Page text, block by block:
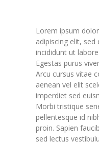
Lorem ipsum
adipiscing elit,
incididunt ut
Egestas purus
Arcu cursus vitae
aenean vel elit
imperdiet sed
Morbi tristique
pellentesque id
proin. Sapien
sed lectus